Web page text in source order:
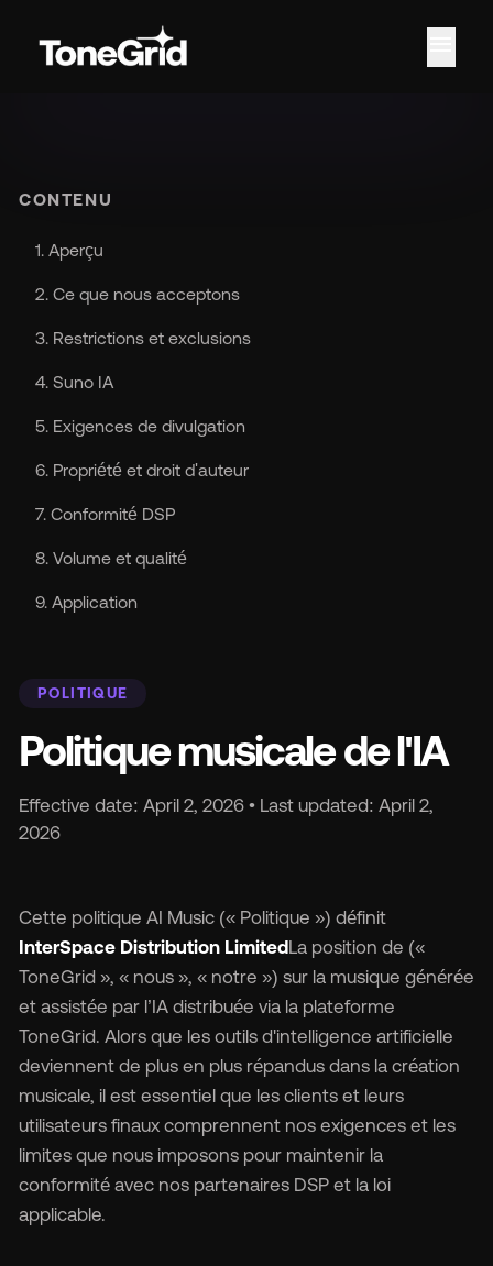
CONTENU
1. Aperçu
2. Ce que nous acceptons
3. Restrictions et exclusions
4. Suno IA
5. Exigences de divulgation
6. Propriété et droit d'auteur
7. Conformité DSP
8. Volume et qualité
9. Application
POLITIQUE
Politique musicale de l'IA
Effective date: April 2, 2026 • Last updated: April 2,
2026
Cette politique AI Music (« Politique ») définit
InterSpace Distribution LimitedLa position de («
ToneGrid », « nous », « notre ») sur la musique générée
et assistée par l’IA distribuée via la plateforme
ToneGrid. Alors que les outils d'intelligence artificielle
deviennent de plus en plus répandus dans la création
musicale, il est essentiel que les clients et leurs
utilisateurs finaux comprennent nos exigences et les
limites que nous imposons pour maintenir la
conformité avec nos partenaires DSP et la loi
applicable.